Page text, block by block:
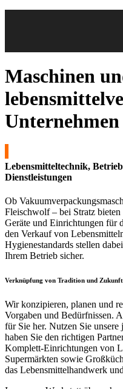
Maschinen
Unternehmen
Lebensmitteltechnik,
Dienstleistungen
Ob
Fleischwolf – bei Stratz
Geräte und Einrichtungen für
den Verkauf von
Hygienestandards stellen
Ihrem Betrieb sicher.
Verknüpfung von Tradition und Zukunft
Wir konzipieren, planen und
Vorgaben und Bedürfnissen.
für Sie her. Nutzen Sie
haben Sie den richtigen
Komplett-Einrichtungen von
Supermärkten sowie
das Lebensmittelhandwerk